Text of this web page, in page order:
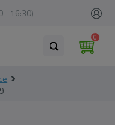
- 16:30)
0